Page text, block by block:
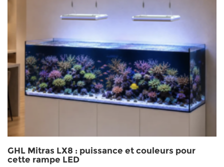
GHL Mitras LX8 : puissance et couleurs pour
cette rampe LED